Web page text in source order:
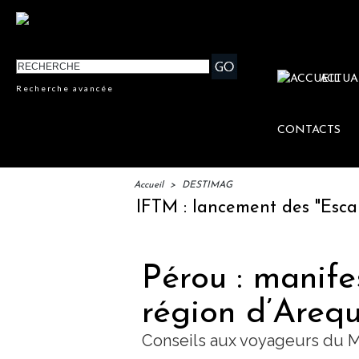
Recherche avancée
CONTACTS
Accueil > DESTIMAG
IFTM : lancement des
Pérou :
région
Conseils aux voyageurs du